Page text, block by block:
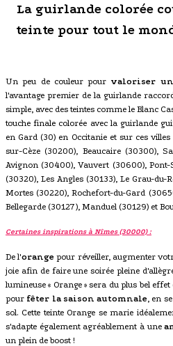
La guirlande colorée
teinte pour tout le
Un peu de couleur pour valoriser
l'avantage premier de la guirlande
simple, avec des teintes comme le Blanc
touche finale colorée avec la guirlande
en Gard (30) en Occitanie et sur ces
sur-Cèze (30200), Beaucaire (30300),
Avignon (30400), Vauvert (30600),
(30320), Les Angles (30133), Le Grau-
Mortes (30220), Rochefort-du-Gard
Bellegarde (30127), Manduel (30129) et
Certaines inspirations à Nîmes (30000) :
De l'orange pour réveiller, augmenter
joie afin de faire une soirée pleine
lumineuse « Orange » sera du plus bel
pour fêter la saison automnale, en
sol. Cette teinte Orange se marie
s'adapte également agréablement à une
un plein de boost !